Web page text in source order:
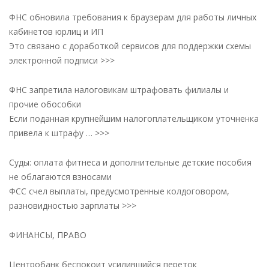
ФНС обновила требования к браузерам для работы личных
кабинетов юрлиц и ИП
Это связано с доработкой сервисов для поддержки схемы
электронной подписи >>>
ФНС запретила налоговикам штрафовать филиалы и
прочие обособки
Если поданная крупнейшим налогоплательщиком уточненка
привела к штрафу … >>>
Суды: оплата фитнеса и дополнительные детские пособия
не облагаются взносами
ФСС счел выплаты, предусмотренные колдоговором,
разновидностью зарплаты >>>
ФИНАНСЫ, ПРАВО
Центробанк беспокоит усилившийся переток